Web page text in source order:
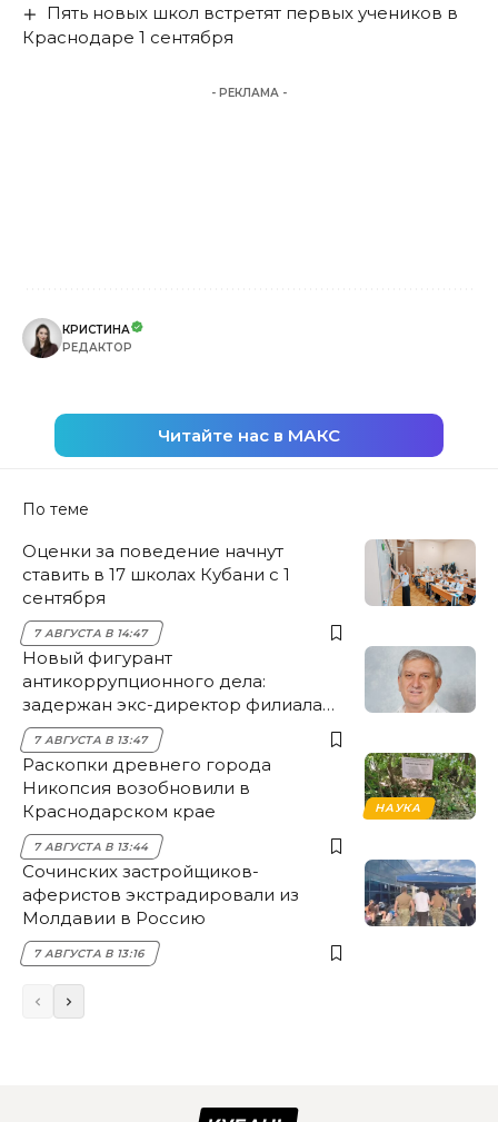
Пять новых школ встретят первых учеников в
Краснодаре 1 сентября
- РЕКЛАМА -
КРИСТИНА
РЕДАКТОР
Читайте нас в МАКС
По теме
Оценки за поведение начнут
ставить в 17 школах Кубани с 1
сентября
7 АВГУСТА В 14:47
Новый фигурант
антикоррупционного дела:
задержан экс-директор филиала
НЭСК Крымска
7 АВГУСТА В 13:47
НАУКА
Раскопки древнего города
Никопсия возобновили в
Краснодарском крае
7 АВГУСТА В 13:44
Сочинских застройщиков-
аферистов экстрадировали из
Молдавии в Россию
7 АВГУСТА В 13:16